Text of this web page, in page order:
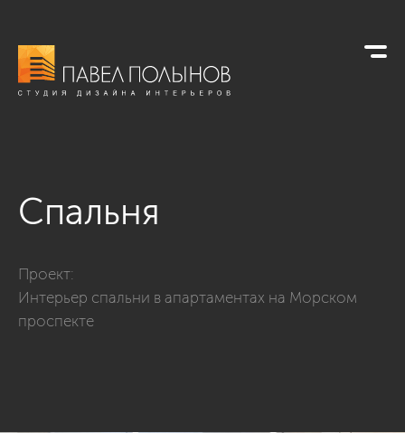
Спальня
Проект:
Интерьер спальни в апартаментах на Морском
проспекте